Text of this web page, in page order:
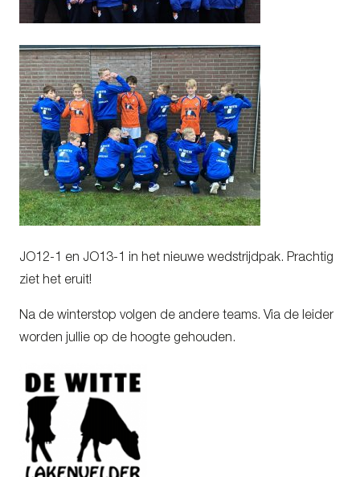
JO12-1 en JO13-1 in het nieuwe wedstrijdpak. Prachtig
ziet het eruit!
Na de winterstop volgen de andere teams. Via de leider
worden jullie op de hoogte gehouden.